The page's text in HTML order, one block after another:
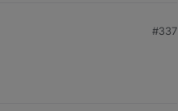
#337